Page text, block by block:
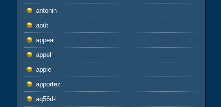
antonin
août
appeal
appel
apple
apportez
aq56d-l